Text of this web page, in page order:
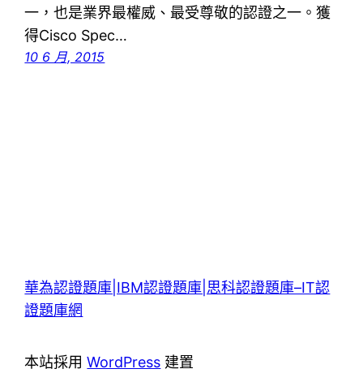
一，也是業界最權威、最受尊敬的認證之一。獲
得Cisco Spec…
10 6 月, 2015
華為認證題庫|IBM認證題庫|思科認證題庫–IT認
證題庫網
本站採用WordPress 建置